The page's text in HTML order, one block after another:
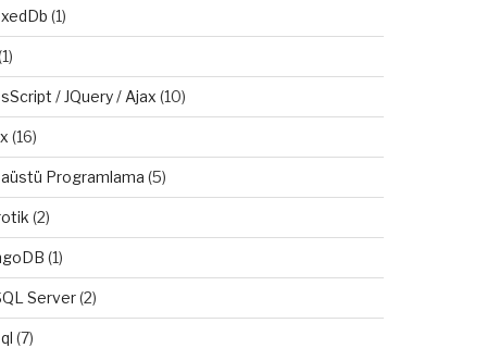
(1)
/ JQuery / Ajax (10)
(16)
Programlama (5)
(2)
(1)
Server(2)
(7)